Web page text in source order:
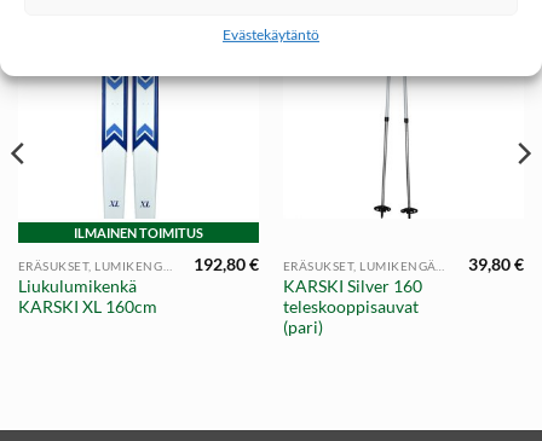
Evästekäytäntö
ILMAINEN TOIMITUS
Liukulumikenkä
KARSKI XL 160cm
192,80€
KARSKI Silver 160
teleskooppisauvat
(pari)
39,80€